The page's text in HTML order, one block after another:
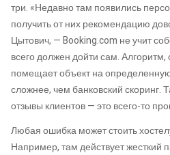
три. «Недавно там появились
получить от них рекомендацию
Цытович, — Booking.com не учит
всего должен дойти сам. Алгоритм,
помещает объект на
сложнее, чем банковский скоринг.
отзывы клиентов — это всего-то
Любая ошибка может стоить
Например, там действует жесткий